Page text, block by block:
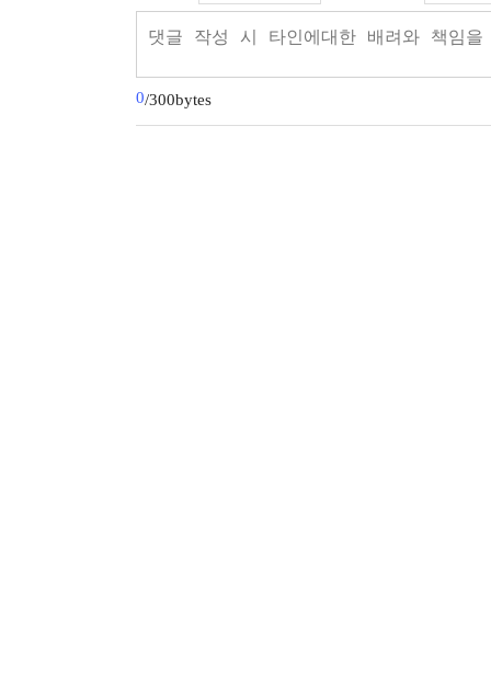
0/300bytes